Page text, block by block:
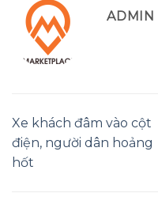
ADMIN
Xe khách đâm vào cột
điện, người dân hoảng
hốt